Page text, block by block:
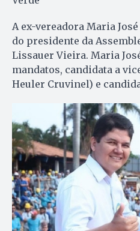
A ex-vereadora Maria
do presidente da
Lissauer Vieira. Maria
mandatos, candidata a
Heuler Cruvinel) e